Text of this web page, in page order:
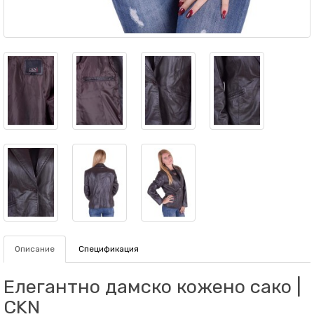
Описание Спецификация
Елегантно дамско кожено сако |
CKN